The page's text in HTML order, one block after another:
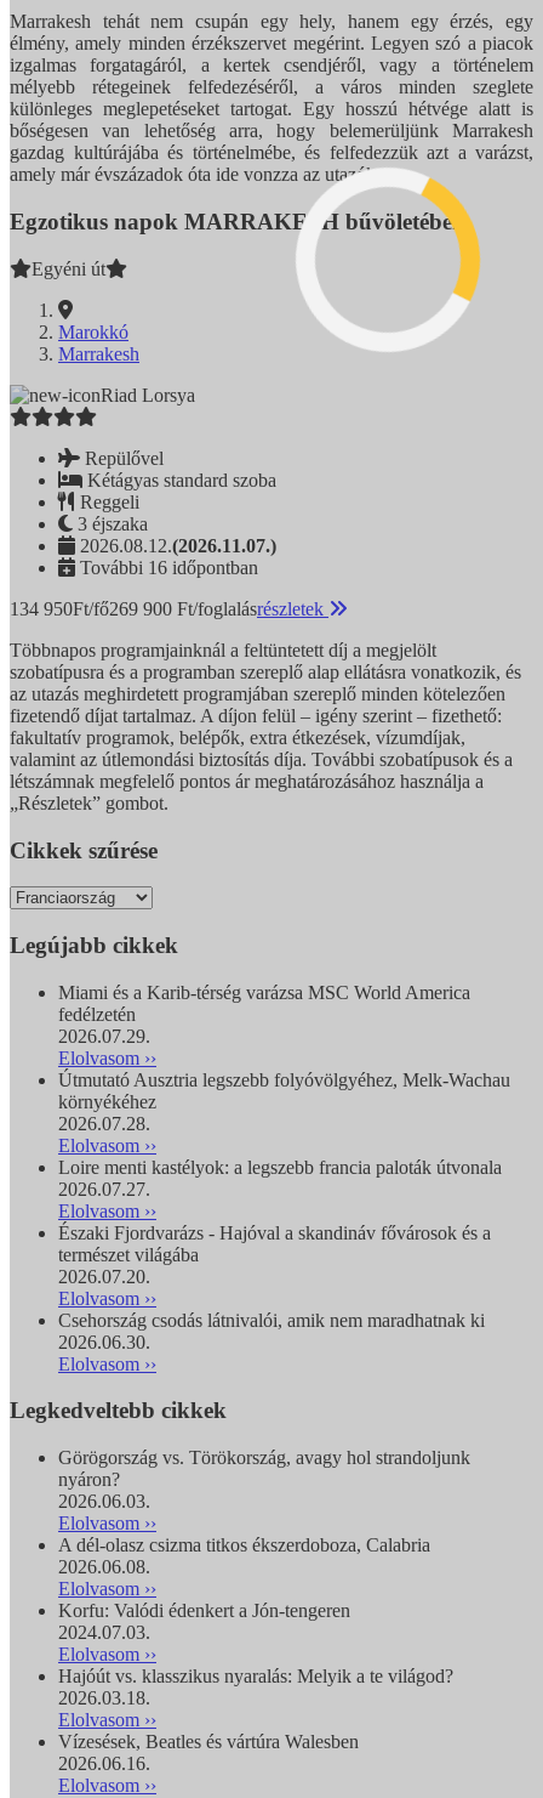
Marrakesh tehát nem csupán egy hely, hanem egy érzés, egy
élmény, amely minden érzékszervet megérint. Legyen szó a piacok
izgalmas forgatagáról, a kertek csendjéről, vagy a történelem
mélyebb rétegeinek felfedezéséről, a város minden szeglete
különleges meglepetéseket tartogat. Egy hosszú hétvége alatt is
bőségesen van lehetőség arra, hogy belemerüljünk Marrakesh
gazdag kultúrájába és történelmébe, és felfedezzük azt a varázst,
amely már évszázadok óta ide vonzza az utazókat.
Egzotikus napok MARRAKESH bűvöletében
Egyéni út
Marokkó
Marrakesh
Riad Lorsya
Repülővel
Kétágyas standard szoba
Reggeli
3 éjszaka
2026.08.12.(2026.11.07.)
További 16 időpontban
134 950Ft/fő269 900 Ft/foglalásrészletek
Többnapos programjainknál a feltüntetett díj a megjelölt
szobatípusra és a programban szereplő alap ellátásra vonatkozik, és
az utazás meghirdetett programjában szereplő minden kötelezően
fizetendő díjat tartalmaz. A díjon felül – igény szerint – fizethető:
fakultatív programok, belépők, extra étkezések, vízumdíjak,
valamint az útlemondási biztosítás díja. További szobatípusok és a
létszámnak megfelelő pontos ár meghatározásához használja a
„Részletek” gombot.
Cikkek szűrése
Legújabb cikkek
Miami és a Karib-térség varázsa MSC World America
fedélzetén
2026.07.29.
Elolvasom ››
Útmutató Ausztria legszebb folyóvölgyéhez, Melk-Wachau
környékéhez
2026.07.28.
Elolvasom ››
Loire menti kastélyok: a legszebb francia paloták útvonala
2026.07.27.
Elolvasom ››
Északi Fjordvarázs - Hajóval a skandináv fővárosok és a
természet világába
2026.07.20.
Elolvasom ››
Csehország csodás látnivalói, amik nem maradhatnak ki
2026.06.30.
Elolvasom ››
Legkedveltebb cikkek
Görögország vs. Törökország, avagy hol strandoljunk
nyáron?
2026.06.03.
Elolvasom ››
A dél-olasz csizma titkos ékszerdoboza, Calabria
2026.06.08.
Elolvasom ››
Korfu: Valódi édenkert a Jón-tengeren
2024.07.03.
Elolvasom ››
Hajóút vs. klasszikus nyaralás: Melyik a te világod?
2026.03.18.
Elolvasom ››
Vízesések, Beatles és vártúra Walesben
2026.06.16.
Elolvasom ››